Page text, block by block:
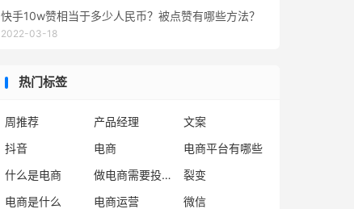
快手10w赞相当于多少人民币？被点赞有哪些方法？
2022-03-18
热门标签
周推荐 产品经理
文案
抖音
电商
电商平台有哪些
什么是电商
做电商需要投资多少钱
裂变
电商是什么
电商运营
微信